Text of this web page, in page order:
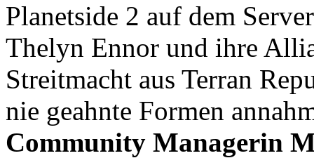
Planetside 2 auf dem
Thelyn Ennor und ihre
Streitmacht aus Terran
nie geahnte Formen
Community Managerin